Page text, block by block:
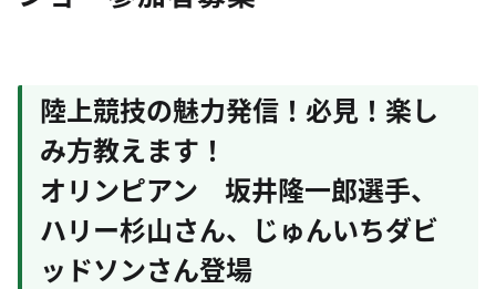
陸上競技の魅力発信！必見！楽し
み方教えます！
オリンピアン 坂井隆一郎選手、
ハリー杉山さん、じゅんいちダビ
ッドソンさん登場